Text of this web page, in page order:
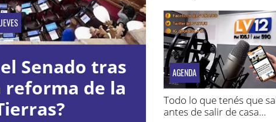
Senado tras
de la
AGENDA
Todo lo que tenés que
antes de salir de casa...